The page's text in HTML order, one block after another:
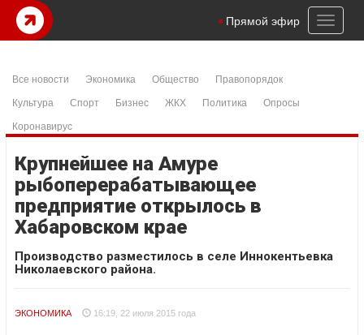
Toggle
Прямой эфир
Все новости Экономика Общество
Правопорядок
Культура
Спорт Бизнес ЖКХ Политика
Опросы
Коронавирус
Крупнейшее на Амуре
рыбоперерабатывающее
предприятие открылось в
Хабаровском крае
Производство разместилось в селе Иннокентьевка
Николаевского района.
ЭКОНОМИКА 16:19, 22 июля 2015 года